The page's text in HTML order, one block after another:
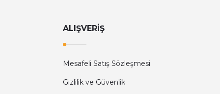
ALIŞVERİŞ
Mesafeli Satış Sözleşmesi
Gizlilik ve Güvenlik